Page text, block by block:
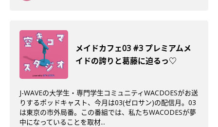
メイドカフェ03 #3 プレミアムメ
イドの誇りと葛藤に迫るっ♡
J-WAVEの大学生・専門学生コミュニティWACDOESがお送
りするポッドキャスト、今月は03(ゼロサン)の配信月。03
は東京の市外局番。この番組では、私たちWACODESが夢
中になっていることを取材...